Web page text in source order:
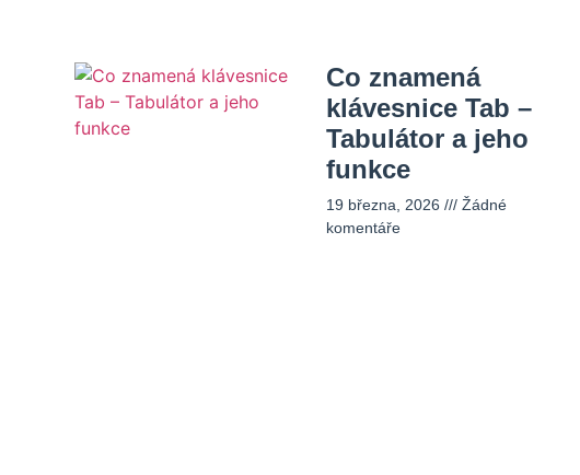
Co znamená
klávesnice Tab –
Tabulátor a jeho
funkce
19 března, 2026
Žádné
komentáře